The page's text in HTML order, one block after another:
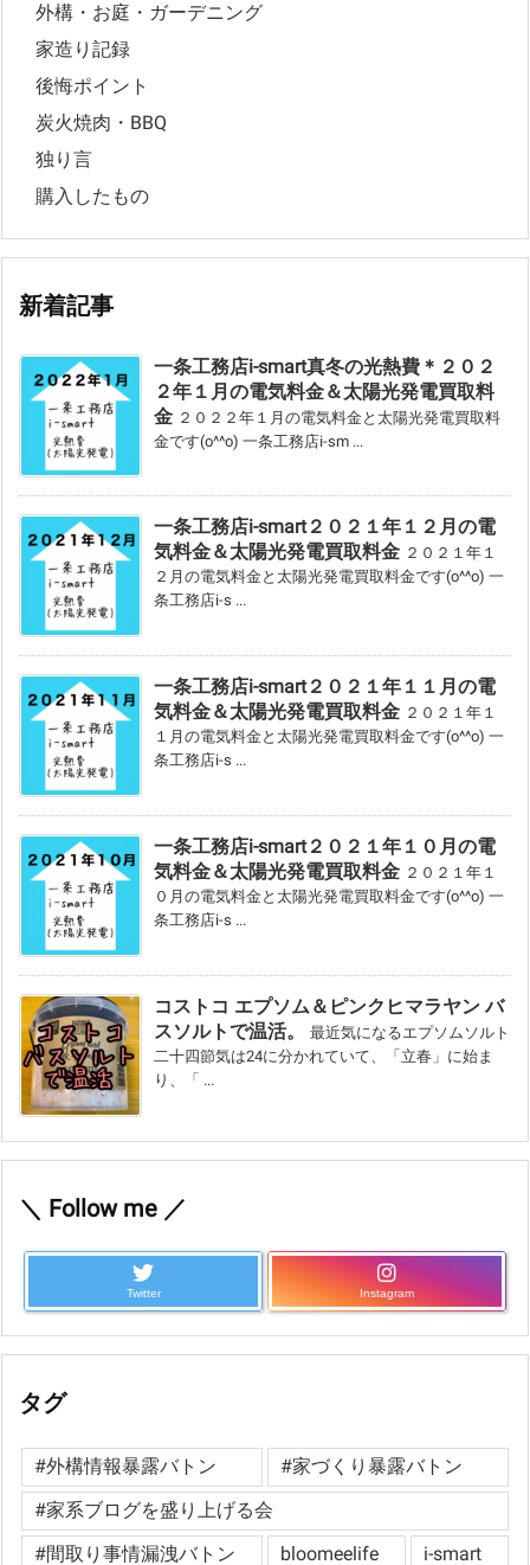
外構・お庭・ガーデニング
家造り記録
後悔ポイント
炭火焼肉・BBQ
独り言
購入したもの
新着記事
一条工務店i-smart真冬の光熱費＊２０２
２年１月の電気料金＆太陽光発電買取料
金 ２０２２年１月の電気料金と太陽光発電買取料
金です(o^^o) 一条工務店i-sm ...
一条工務店i-smart２０２１年１２月の電
気料金＆太陽光発電買取料金 ２０２１年１
２月の電気料金と太陽光発電買取料金です(o^^o) 一
条工務店i-s ...
一条工務店i-smart２０２１年１１月の電
気料金＆太陽光発電買取料金 ２０２１年１
１月の電気料金と太陽光発電買取料金です(o^^o) 一
条工務店i-s ...
一条工務店i-smart２０２１年１０月の電
気料金＆太陽光発電買取料金 ２０２１年１
０月の電気料金と太陽光発電買取料金です(o^^o) 一
条工務店i-s ...
コストコ エプソム＆ピンクヒマラヤン バ
スソルトで温活。
最近気になるエプソムソルト
二十四節気は24に分かれていて、「立春」に始ま
り、「 ...
＼ Follow me ／
Twitter Instagram
タグ
#外構情報暴露バトン
#家づくり暴露バトン
#家系ブログを盛り上げる会
#間取り事情漏洩バトン
bloomeelife i-smart